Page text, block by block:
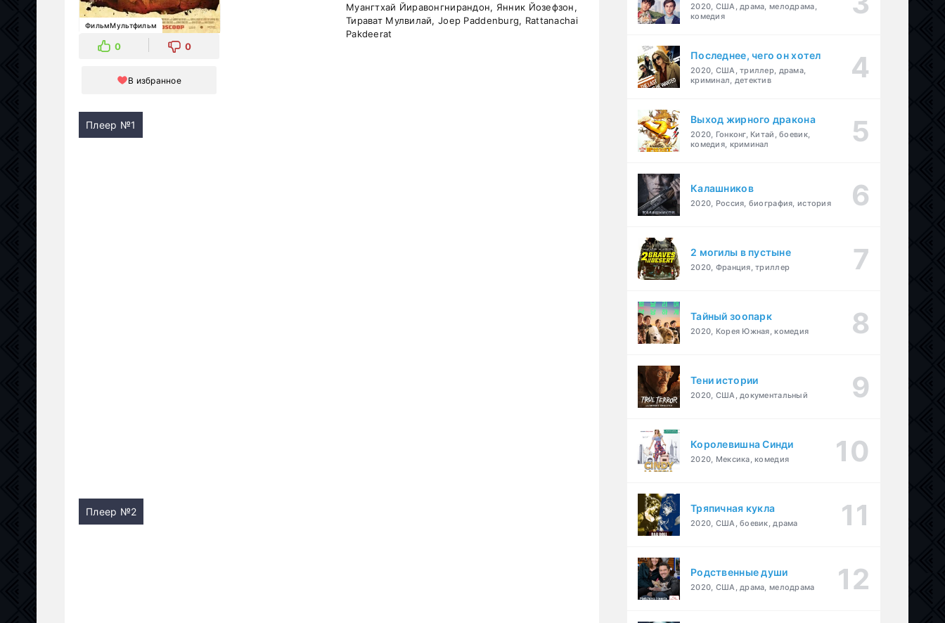
ФильмМультфильм
0 0
В избранное
Муангтхай Йиравонгнирандон, Янник Йозефзон,
Тирават Мулвилай, Joep Paddenburg, Rattanachai
Pakdeerat
Плеер №1
Плеер №2
2020, США, драма, мелодрама,
комедия
Последнее, чего он хотел
2020, США, триллер, драма,
криминал, детектив
Выход жирного дракона
2020, Гонконг, Китай, боевик,
комедия, криминал
Калашников
2020, Россия, биография, история
2 могилы в пустыне
2020, Франция, триллер
Тайный зоопарк
2020, Корея Южная, комедия
Тени истории
2020, США, документальный
Королевишна Синди
2020, Мексика, комедия
Тряпичная кукла
2020, США, боевик, драма
Родственные души
2020, США, драма, мелодрама